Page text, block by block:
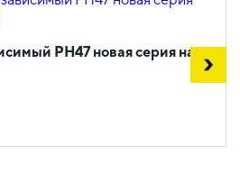
РН47 новая серия на